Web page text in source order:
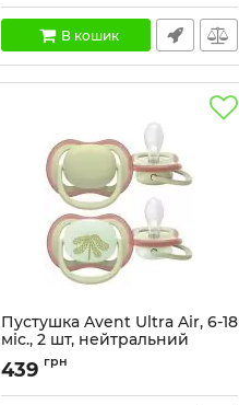
В кошик
Пустушка Avent Ultra Air, 6-18
міс., 2 шт, нейтральний
дизайн.
Артикул:
439 грн